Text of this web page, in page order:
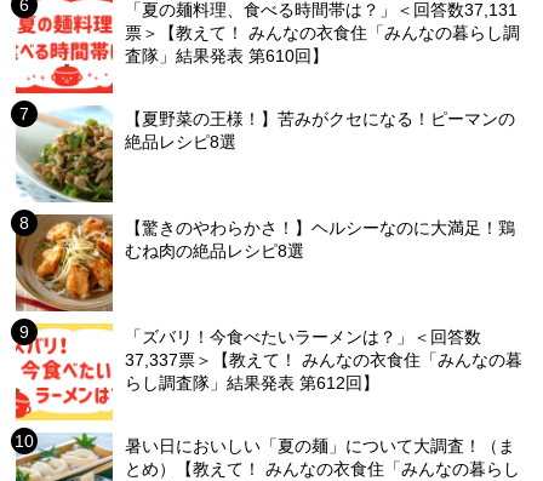
「夏の麺料理、食べる時間帯は？」＜回答数37,131
票＞【教えて！ みんなの衣食住「みんなの暮らし調
査隊」結果発表 第610回】
【夏野菜の王様！】苦みがクセになる！ピーマンの
絶品レシピ8選
【驚きのやわらかさ！】ヘルシーなのに大満足！鶏
むね肉の絶品レシピ8選
「ズバリ！今食べたいラーメンは？」＜回答数
37,337票＞【教えて！ みんなの衣食住「みんなの暮
らし調査隊」結果発表 第612回】
暑い日においしい「夏の麺」について大調査！（ま
とめ）【教えて！ みんなの衣食住「みんなの暮らし